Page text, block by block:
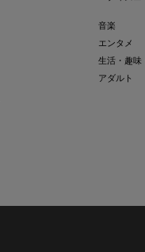
音楽
エンタメ
生活・趣味
アダルト